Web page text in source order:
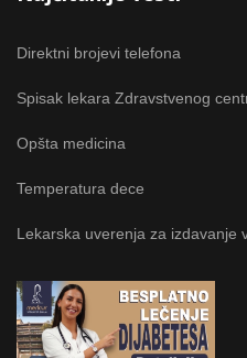
Direktni brojevi telefona
Spisak lekara Zdravstvenog
Opšta medicina
Temperatura dece
Lekarska uverenja za izdavanje